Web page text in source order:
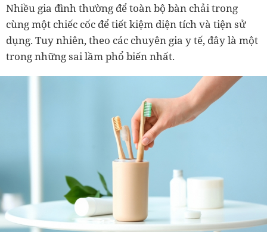
Nhiều gia đình thường để toàn bộ bàn chải trong
cùng một chiếc cốc để tiết kiệm diện tích và tiện sử
dụng. Tuy nhiên, theo các chuyên gia y tế, đây là một
trong những sai lầm phổ biến nhất.